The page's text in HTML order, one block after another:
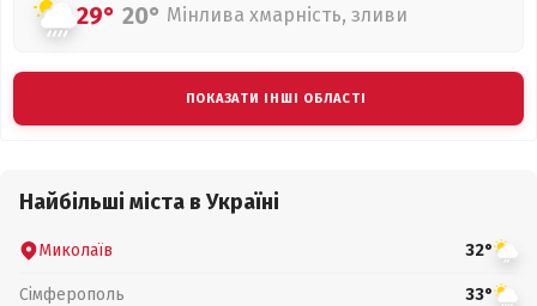
29° 20° Мінлива хмарність, зливи
ПОКАЗАТИ ІНШІ ОБЛАСТІ
Найбільші міста в Україні
Миколаїв 32°
Сімферополь 33°